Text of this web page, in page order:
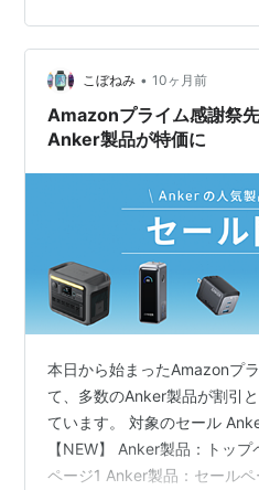
こぼねみ • 10ヶ月前
Amazonプライム感謝祭
Anker製品が特価に
本日から始まったAmazonプ
て、多数のAnker製品が割引
ています。 対象のセール
【NEW】 Anker製品：トッ
ページ1 Anker製品：セール